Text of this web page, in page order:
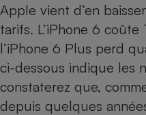
Apple vient d’en
tarifs. L’iPhone 6
l’iPhone 6 Plus perd
ci-dessous indique les
constaterez que,
depuis quelques